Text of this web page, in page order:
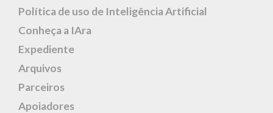
Política de uso de Inteligência Artificial
Conheça a IAra
Expediente
Arquivos
Parceiros
Apoiadores